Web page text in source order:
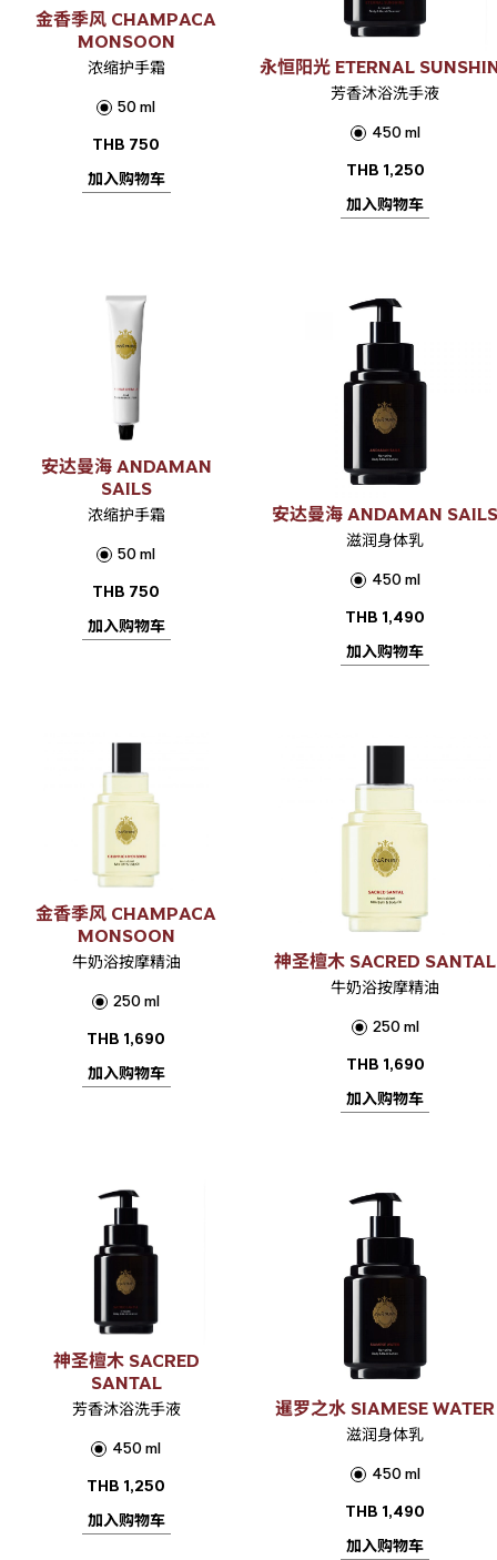
金香季风 CHAMPACA
MONSOON
浓缩护手霜
50 ml
THB 750
加入购物车
永恒阳光 ETERNAL
芳香沐浴洗手液
450 ml
THB 1,250
加入购物车
安达曼海 ANDAMAN
SAILS
浓缩护手霜
50 ml
THB 750
加入购物车
安达曼海 ANDAMAN SAILS
滋润身体乳
450 ml
THB 1,490
加入购物车
金香季风 CHAMPACA
MONSOON
牛奶浴按摩精油
250 ml
THB 1,690
加入购物车
神圣檀木 SACRED SANTAL
牛奶浴按摩精油
250 ml
THB 1,690
加入购物车
神圣檀木 SACRED
SANTAL
芳香沐浴洗手液
450 ml
THB 1,250
加入购物车
暹罗之水 SIAMESE WATER
滋润身体乳
450 ml
THB 1,490
加入购物车